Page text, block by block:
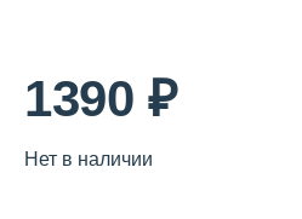
1390 ₽
Нет в наличии